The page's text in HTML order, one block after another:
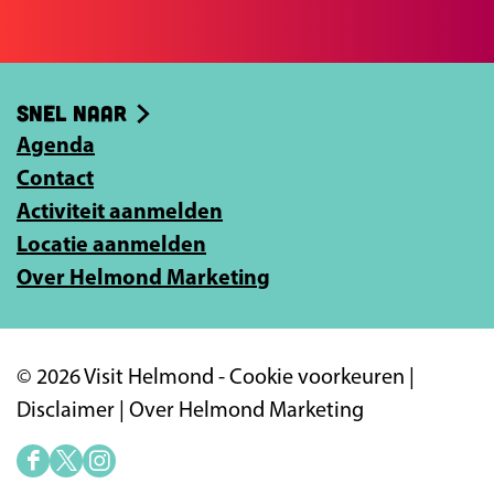
Snel naar
Agenda
Contact
Activiteit aanmelden
Locatie aanmelden
Over Helmond Marketing
© 2026 Visit Helmond - Cookie voorkeuren
Disclaimer
Over Helmond Marketing
F X I